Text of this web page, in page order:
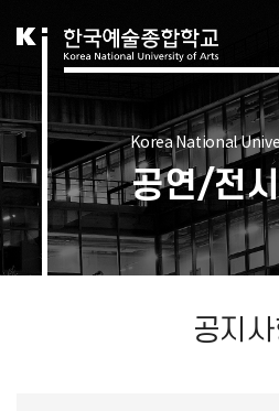
Korea National
공연/전
공지